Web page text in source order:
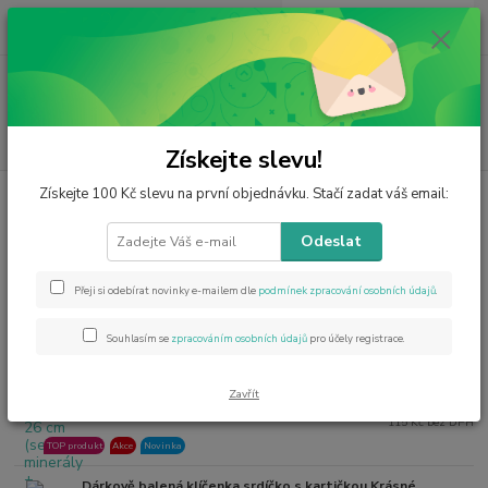
ks
0 Kč
Úvod Esoterika Esoterika různé
Esoterika různé
Nejprodávanější
Zápěstní popruh na telefon z ametystu 26 cm (sekané
TOP produkt Akce Novinka
115 Kč bez DPH
Získejte slevu!
Získejte 100 Kč slevu na první objednávku. Stačí zadat váš email:
Odeslat
Přeji si odebírat novinky e-mailem dle podmínek zpracování osobních údajů.
Souhlasím se zpracováním osobních údajů pro účely registrace.
Zavřít